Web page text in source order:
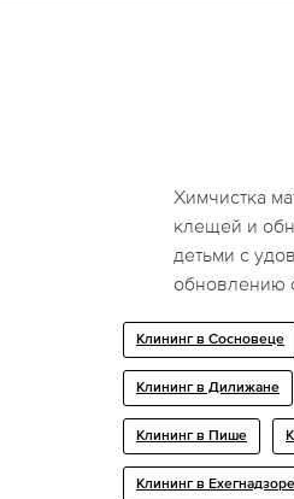
Химчистка
клещей и
детьми с
обновлению
Клининг в Сосновеце
Клининг в Дилижане
Клининг в Пише
Клининг в Ехегнадзоре